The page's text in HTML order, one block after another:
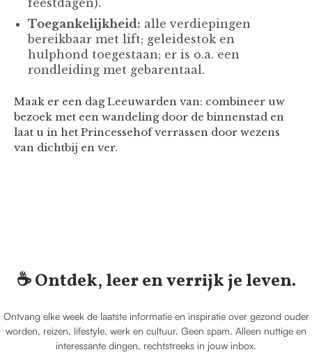
feestdagen).
Toegankelijkheid: alle verdiepingen
bereikbaar met lift; geleidestok en
hulphond toegestaan; er is o.a. een
rondleiding met gebarentaal.
Maak er een dag Leeuwarden van: combineer uw
bezoek met een wandeling door de binnenstad en
laat u in het Princessehof verrassen door wezens
van dichtbij en ver.
☕️ Ontdek, leer en verrijk je leven.
Ontvang elke week de laatste informatie en inspiratie over gezond ouder
worden, reizen, lifestyle, werk en cultuur. Geen spam. Alleen nuttige en
interessante dingen, rechtstreeks in jouw inbox.